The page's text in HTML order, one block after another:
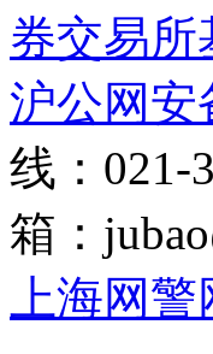
券交易所
沪公网安
线：021-
箱：
上海网